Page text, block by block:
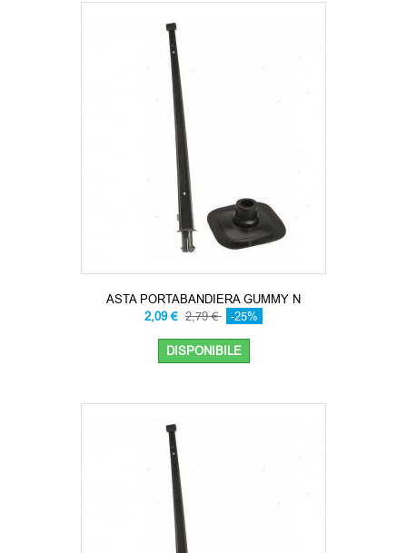
ASTA PORTABANDIERA GUMMY N
2,09 € 2,79 € -25%
DISPONIBILE